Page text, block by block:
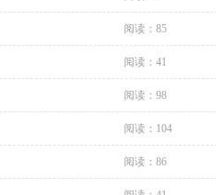
阅读：85
阅读：41
阅读：98
阅读：104
阅读：86